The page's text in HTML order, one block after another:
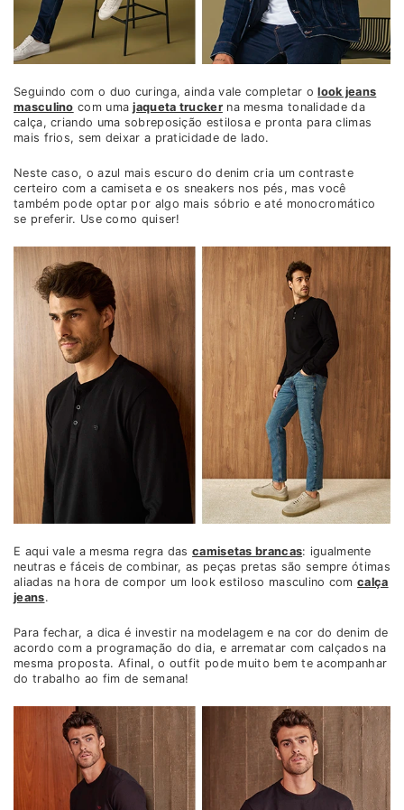
Seguindo com o duo curinga, ainda vale completar olook jeans
masculino com umajaqueta truckerna mesma tonalidade da
calça, criando uma sobreposição estilosa e pronta para climas
mais frios, sem deixar a praticidade de lado.
Neste caso, o azul mais escuro do denim cria um contraste
certeiro com a camiseta e os sneakers nos pés, mas você
também pode optar por algo mais sóbrio e até monocromático
se preferir. Use como quiser!
E aqui vale a mesma regra das camisetas brancas: igualmente
neutras e fáceis de combinar, as peças pretas são sempre ótimas
aliadas na hora de compor um look estiloso masculino comcalça
jeans.
Para fechar, a dica é investir na modelagem e na cor do denim de
acordo com a programação do dia, e arrematar com calçados na
mesma proposta. Afinal, o outfit pode muito bem te acompanhar
do trabalho ao fim de semana!